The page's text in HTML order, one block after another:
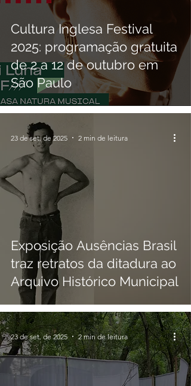
Cultura Inglesa Festival
2025: programação gratuita
de 2 a 12 de outubro em
São Paulo
Exposição Ausências Brasil
traz retratos da ditadura ao
Arquivo Histórico Municipal
23 de set. de 2025 2 min de leitura
23 de set. de 2025 2 min de leitura